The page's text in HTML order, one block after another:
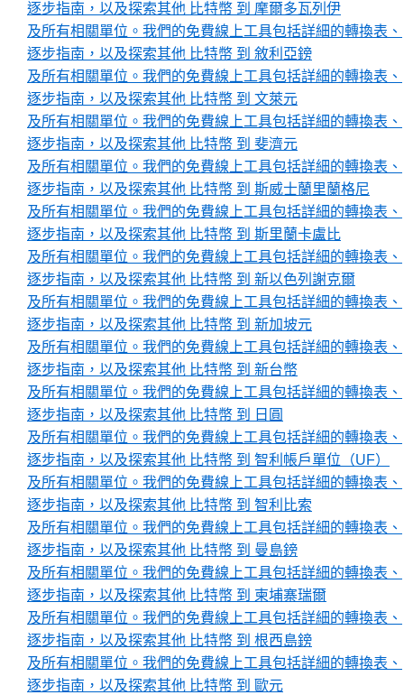
逐步指南，以及探索其他 比特幣 到 摩爾多瓦列伊
及所有相關單位。我們的免費線上工具包括詳細的轉換表、
逐步指南，以及探索其他 比特幣 到 敘利亞鎊
及所有相關單位。我們的免費線上工具包括詳細的轉換表、
逐步指南，以及探索其他 比特幣 到 文萊元
及所有相關單位。我們的免費線上工具包括詳細的轉換表、
逐步指南，以及探索其他 比特幣 到 斐濟元
及所有相關單位。我們的免費線上工具包括詳細的轉換表、
逐步指南，以及探索其他 比特幣 到 斯威士蘭里蘭格尼
及所有相關單位。我們的免費線上工具包括詳細的轉換表、
逐步指南，以及探索其他 比特幣 到 斯里蘭卡盧比
及所有相關單位。我們的免費線上工具包括詳細的轉換表、
逐步指南，以及探索其他 比特幣 到 新以色列謝克爾
及所有相關單位。我們的免費線上工具包括詳細的轉換表、
逐步指南，以及探索其他 比特幣 到 新加坡元
及所有相關單位。我們的免費線上工具包括詳細的轉換表、
逐步指南，以及探索其他 比特幣 到 新台幣
及所有相關單位。我們的免費線上工具包括詳細的轉換表、
逐步指南，以及探索其他 比特幣 到 日圓
及所有相關單位。我們的免費線上工具包括詳細的轉換表、
逐步指南，以及探索其他 比特幣 到 智利帳戶單位（UF）
及所有相關單位。我們的免費線上工具包括詳細的轉換表、
逐步指南，以及探索其他 比特幣 到 智利比索
及所有相關單位。我們的免費線上工具包括詳細的轉換表、
逐步指南，以及探索其他 比特幣 到 曼島鎊
及所有相關單位。我們的免費線上工具包括詳細的轉換表、
逐步指南，以及探索其他 比特幣 到 柬埔寨瑞爾
及所有相關單位。我們的免費線上工具包括詳細的轉換表、
逐步指南，以及探索其他 比特幣 到 根西島鎊
及所有相關單位。我們的免費線上工具包括詳細的轉換表、
逐步指南，以及探索其他 比特幣 到 歐元